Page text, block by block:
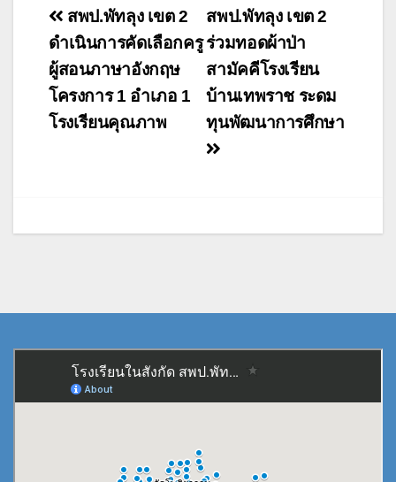
แนะแนว
เรื่อง
สพป.พัทลุง เขต 2
ร่วมทอดผ้าป่า
สามัคคีโรงเรียน
บ้านเทพราช ระดม
ทุนพัฒนาการศึกษา
สพป.พัทลุง เขต 2
ดำเนินการคัดเลือกครู
ผู้สอนภาษาอังกฤษ
โครงการ 1 อำเภอ 1
โรงเรียนคุณภาพ